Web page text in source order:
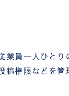
業員一人ひとり
稿権限などを管